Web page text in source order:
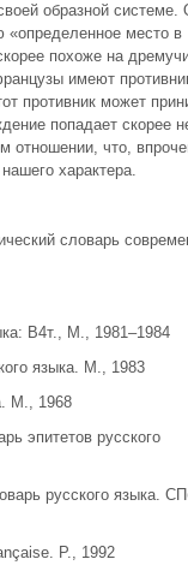
образной системе.
«определенное место в
похоже на
имеют
противник может
попадает скорее
отношении, что,
характера.
словарь
В4т., М., 1981–1984
языка. М., 1983
М., 1968
эпитетов русского
русского языка.
P., 1992